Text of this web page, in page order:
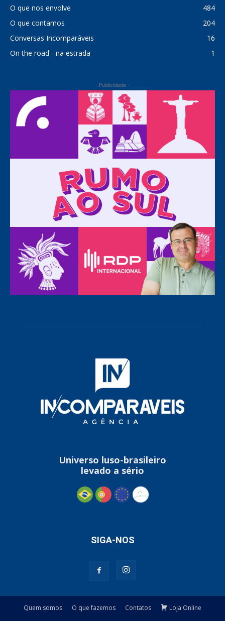
O que nos envolve
484
O que contamos
204
Conversas Incomparáveis
16
On the road - na estrada
1
- Publicidade -
Universo luso-brasileiro
levado a sério
SIGA-NOS
Quem somos O que fazemos Contatos Loja Online